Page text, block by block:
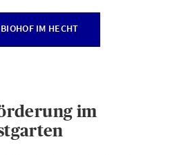
IM HECHT
im